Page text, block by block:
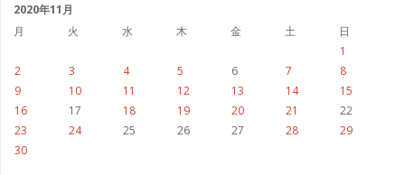
ブ
2020年11月
月
火 水 木 金 土
日
1
2
3 4 5 6 7
8
9
10 11 12 13 14
15
16
17 18 19 20 21
22
23
24 25 26 27 28
29
30